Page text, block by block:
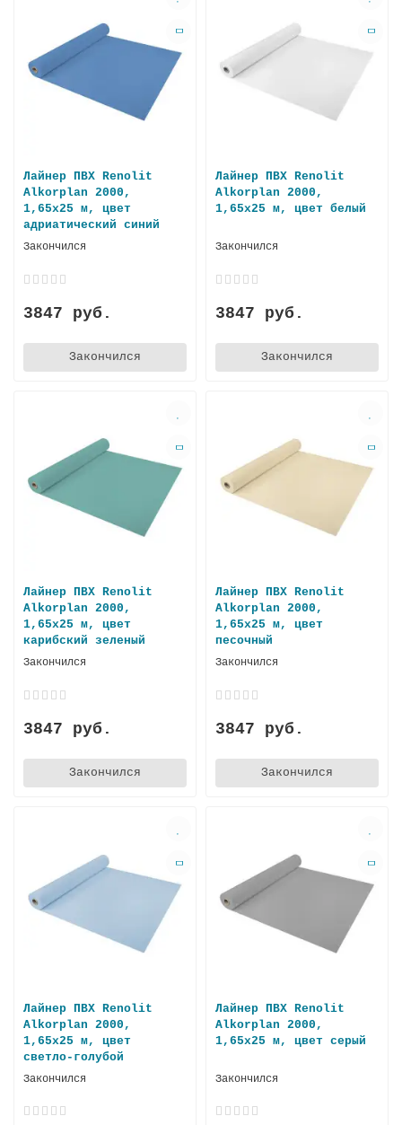
Лайнер ПВХ Renolit
Alkorplan 2000,
1,65х25 м, цвет
адриатический синий
Закончился
3847 руб.
Закончился
Лайнер ПВХ Renolit
Alkorplan 2000,
1,65х25 м, цвет белый
Закончился
3847 руб.
Закончился
Лайнер ПВХ Renolit
Alkorplan 2000,
1,65х25 м, цвет
карибский зеленый
Закончился
3847 руб.
Закончился
Лайнер ПВХ Renolit
Alkorplan 2000,
1,65х25 м, цвет
песочный
Закончился
3847 руб.
Закончился
Лайнер ПВХ Renolit
Alkorplan 2000,
1,65х25 м, цвет
светло-голубой
Закончился
Лайнер ПВХ Renolit
Alkorplan 2000,
1,65х25 м, цвет серый
Закончился